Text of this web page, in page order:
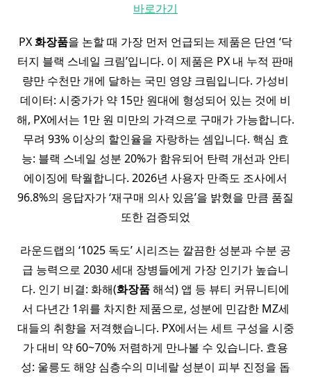
바로가기
PX화장품을 논할 때 가장 먼저 언급되는 제품은 단연 ‘닥
터지 블랙 스네일 크림’입니다. 이 제품은 PX 내 누적 판매
량만 수천만 개에 달하는 국민 영양 크림입니다. 가성비
데이터: 시중가가 약 15만 원대에 형성되어 있는 것에 비
해, PX에서는 1만 원 미만의 가격으로 구매가 가능합니다.
무려 93% 이상의 할인율을 자랑하는 셈입니다. 핵심 효
능: 블랙 스네일 성분 20%가 함유되어 탄력 개선과 안티
에이징에 탁월합니다. 2026년 사용자 만족도 조사에서
96.8%의 응답자가 ‘재구매 의사 있음’을 밝혔을 만큼 품질
또한 검증되었
라운드랩의 ‘1025 독도’ 시리즈는 깔끔한 성분과 수분 공
급 능력으로 2030 세대 장병들에게 가장 인기가 높습니
다. 인기 비결: 화해(화장품해석) 앱 등 뷰티 커뮤니티에
서 다년간 1위를 차지한 제품으로, 성분에 민감한 MZ세
대들의 취향을 저격했습니다. PX에서는 세트 구성을 시중
가 대비 약 60~70% 저렴하게 만나볼 수 있습니다. 효용
성: 울릉도 해양 심층수의 미네랄 성분이 피부 진정을 돕